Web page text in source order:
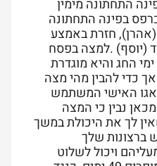
התחתונה מימין
בפינה התחתונה
חזרת באמצע
(יוסף) .למצה בפסח
החג והיא מוגדרת
כדי להבין מהי מצה
האישי המשתמש
נבין כי המצה
לך את היכולת במשך
שלך
ויכול לשלוט